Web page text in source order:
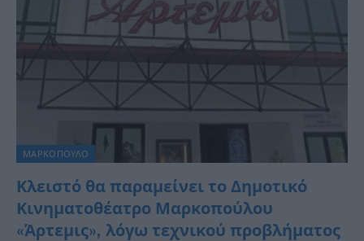
ΜΑΡΚΟΠΟΥΛΟ
Κλειστό θα παραμείνει το Δημοτικό
Κινηματοθέατρο Μαρκοπούλου
«Άρτεμις», λόγω τεχνικού προβλήματος